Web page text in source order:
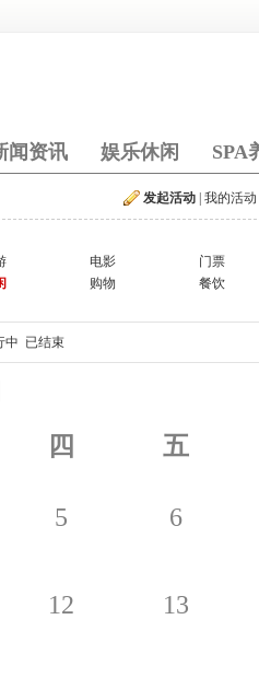
闻资讯 娱乐休闲 SPA
发起活动 我的活动
电影
门票
购物
餐饮
中 已结束
四 五
5 6
12 13